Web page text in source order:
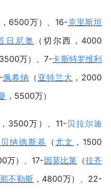
，6500万）、16-克里斯坦
日尼奥
（切尔西，4000
3500万）、7-卡斯特罗维利
佩希纳 （ 亚特兰大 ，2000
，5500万）
，3500万）、11- 贝拉尔迪
贝纳德斯基 （ 尤文 ，1500
万）、17-因莫比莱 （拉齐
那不勒斯 ，4800万）、22-